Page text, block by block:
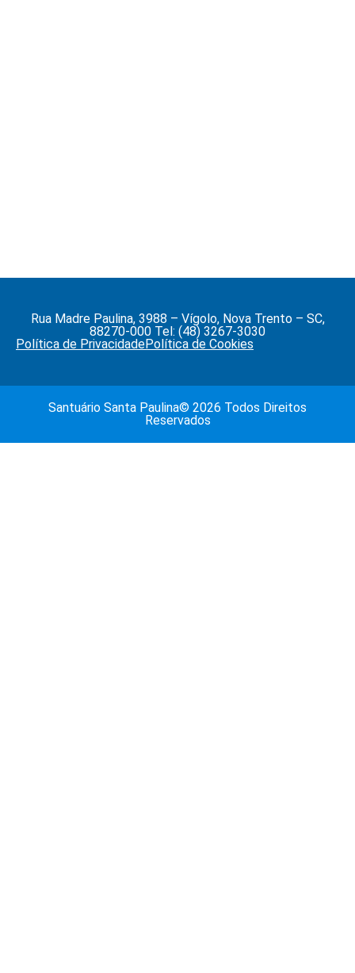
Rua Madre Paulina, 3988 – Vígolo, Nova Trento – SC,
88270-000 Tel: (48) 3267-3030
Política de PrivacidadePolítica de Cookies
Santuário Santa Paulina© 2026 Todos Direitos
Reservados